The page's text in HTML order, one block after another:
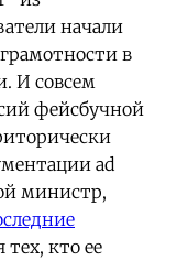
начали
в
И совсем
фейсбучной
ad
министр,
кто ее